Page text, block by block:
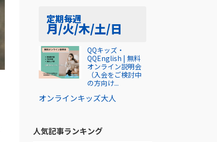
定期毎週
月/火/木/土/日
オンラインキッズ大人
QQキッズ・
QQEnglish | 無料
オンライン説明会
（入会をご検討中
の方向け...
人気記事ランキング​